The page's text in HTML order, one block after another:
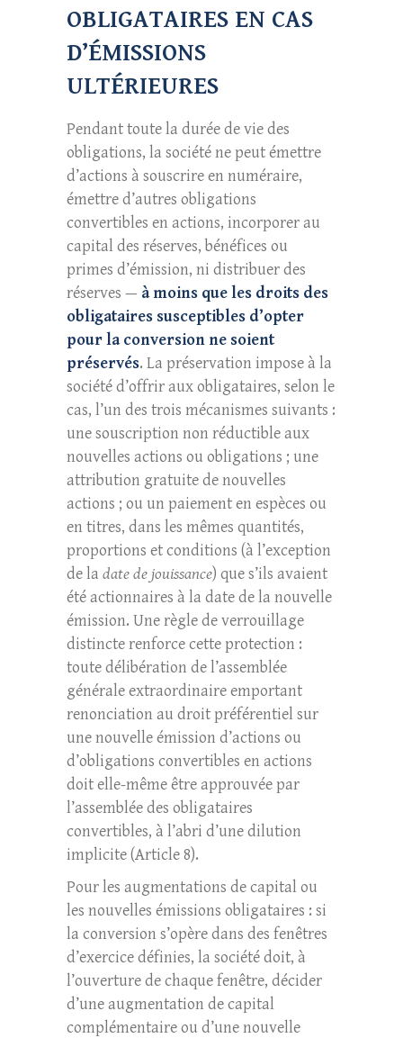
OBLIGATAIRES EN CAS
D’ÉMISSIONS
ULTÉRIEURES
Pendant toute la durée de vie des
obligations, la société ne peut émettre
d’actions à souscrire en numéraire,
émettre d’autres obligations
convertibles en actions, incorporer au
capital des réserves, bénéfices ou
primes d’émission, ni distribuer des
réserves — à moins que les droits des
obligataires susceptibles d’opter
pour la conversion ne soient
préservés. La préservation impose à la
société d’offrir aux obligataires, selon le
cas, l’un des trois mécanismes suivants :
une souscription non réductible aux
nouvelles actions ou obligations ; une
attribution gratuite de nouvelles
actions ; ou un paiement en espèces ou
en titres, dans les mêmes quantités,
proportions et conditions (à l’exception
de la date de jouissance) que s’ils avaient
été actionnaires à la date de la nouvelle
émission. Une règle de verrouillage
distincte renforce cette protection :
toute délibération de l’assemblée
générale extraordinaire emportant
renonciation au droit préférentiel sur
une nouvelle émission d’actions ou
d’obligations convertibles en actions
doit elle-même être approuvée par
l’assemblée des obligataires
convertibles, à l’abri d’une dilution
implicite (Article 8).
Pour les augmentations de capital ou
les nouvelles émissions obligataires : si
la conversion s’opère dans des fenêtres
d’exercice définies, la société doit, à
l’ouverture de chaque fenêtre, décider
d’une augmentation de capital
complémentaire ou d’une nouvelle